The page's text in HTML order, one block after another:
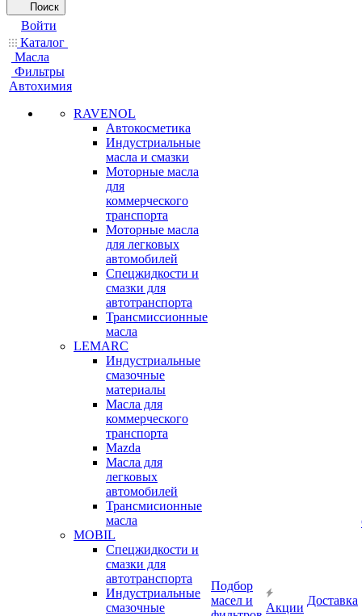
Поиск
Войти
Каталог
Масла
Фильтры
Автохимия
RAVENOL
Автокосметика
Индустриальные
масла и смазки
Моторные масла
для
коммерческого
транспорта
Моторные масла
для легковых
автомобилей
Спецжидкости и
смазки для
автотранспорта
Трансмиссионные
масла
LEMARC
Индустриальные
смазочные
материалы
Масла для
коммерческого
транспорта
Mazda
Масла для
легковых
автомобилей
Трансмисионные
масла
MOBIL
Cпецжидкости и
смазки для
автотранспорта
Индустриальные
смазочные
Подбор
масел и
Акции
Доставка